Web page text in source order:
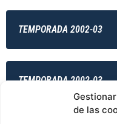
de las
TEMPORADA 2002-03
TEMPORADA 2002-03